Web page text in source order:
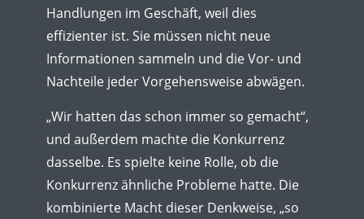
Handlungen im Geschäft, weil dies
effizienter ist. Sie müssen nicht neue
Informationen sammeln und die Vor- und
Nachteile jeder Vorgehensweise abwägen.
„Wir hatten das schon immer so gemacht“,
und außerdem machte die Konkurrenz
dasselbe. Es spielte keine Rolle, ob die
Konkurrenz ähnliche Probleme hatte. Die
kombinierte Macht dieser Denkweise, „so